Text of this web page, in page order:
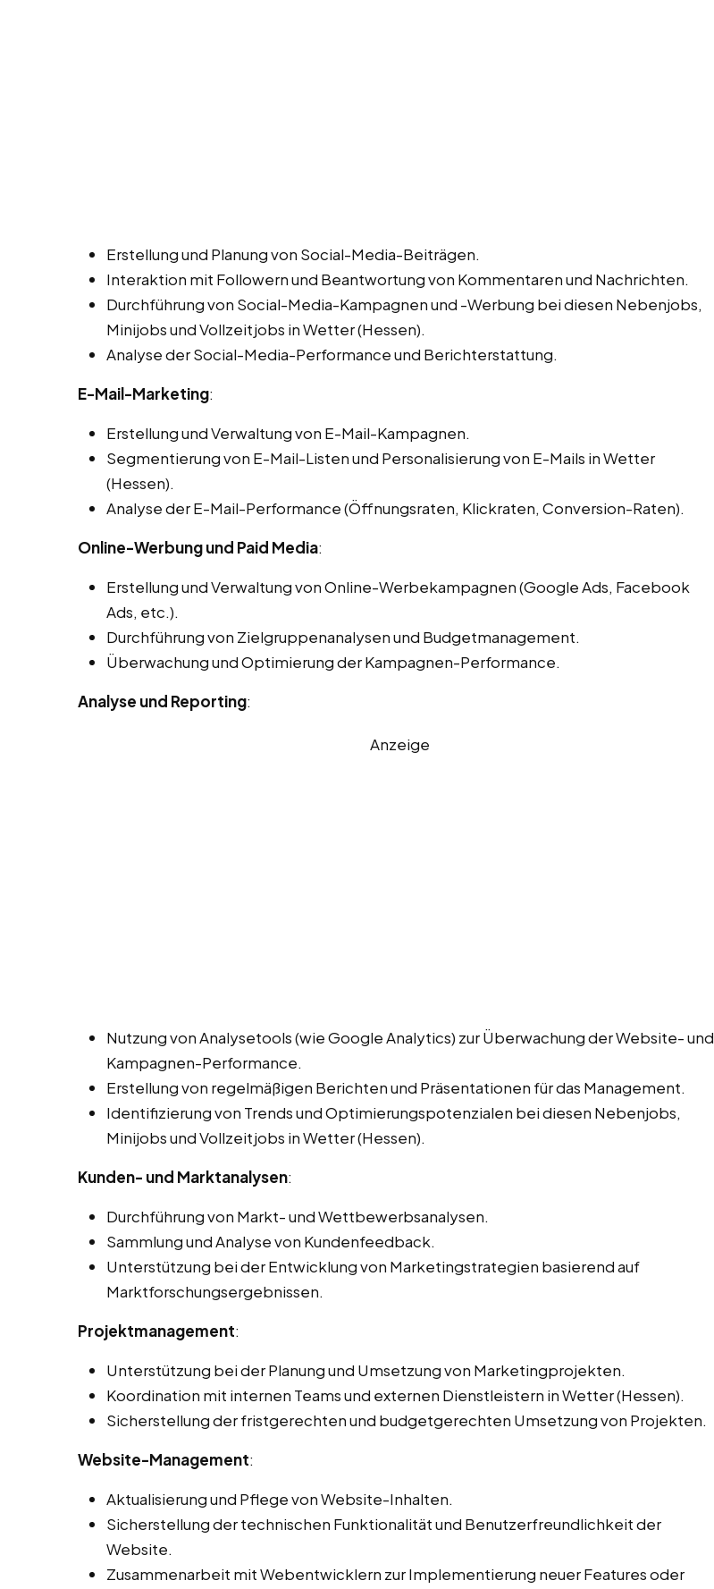
Erstellung und Planung von Social-Media-Beiträgen.
Interaktion mit Followern und Beantwortung von Kommentaren und Nachrichten.
Durchführung von Social-Media-Kampagnen und -Werbung bei diesen Nebenjobs,
Minijobs und Vollzeitjobs in Wetter (Hessen).
Analyse der Social-Media-Performance und Berichterstattung.
E-Mail-Marketing:
Erstellung und Verwaltung von E-Mail-Kampagnen.
Segmentierung von E-Mail-Listen und Personalisierung von E-Mails in Wetter
(Hessen).
Analyse der E-Mail-Performance (Öffnungsraten, Klickraten, Conversion-Raten).
Online-Werbung und Paid Media:
Erstellung und Verwaltung von Online-Werbekampagnen (Google Ads, Facebook
Ads, etc.).
Durchführung von Zielgruppenanalysen und Budgetmanagement.
Überwachung und Optimierung der Kampagnen-Performance.
Analyse und Reporting:
Anzeige
Nutzung von Analysetools (wie Google Analytics) zur Überwachung der Website- und
Kampagnen-Performance.
Erstellung von regelmäßigen Berichten und Präsentationen für das Management.
Identifizierung von Trends und Optimierungspotenzialen bei diesen Nebenjobs,
Minijobs und Vollzeitjobs in Wetter (Hessen).
Kunden- und Marktanalysen:
Durchführung von Markt- und Wettbewerbsanalysen.
Sammlung und Analyse von Kundenfeedback.
Unterstützung bei der Entwicklung von Marketingstrategien basierend auf
Marktforschungsergebnissen.
Projektmanagement:
Unterstützung bei der Planung und Umsetzung von Marketingprojekten.
Koordination mit internen Teams und externen Dienstleistern in Wetter (Hessen).
Sicherstellung der fristgerechten und budgetgerechten Umsetzung von Projekten.
Website-Management:
Aktualisierung und Pflege von Website-Inhalten.
Sicherstellung der technischen Funktionalität und Benutzerfreundlichkeit der
Website.
Zusammenarbeit mit Webentwicklern zur Implementierung neuer Features oder